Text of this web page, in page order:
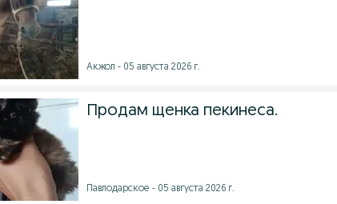
Акжол - 05 августа 2026 г.
Продам щенка пекинеса.
Павлодарское - 05 августа 2026 г.